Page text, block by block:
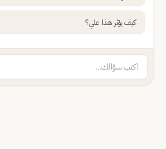
كيف يؤثر هذا علي؟